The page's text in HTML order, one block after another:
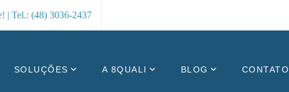
| Tel.: (48) 3036-2437
SOLUÇÕES A 8QUALI BLOG CONTATO